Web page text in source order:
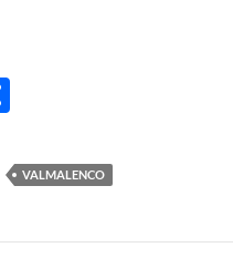
n
di
vi
VALMALENCO